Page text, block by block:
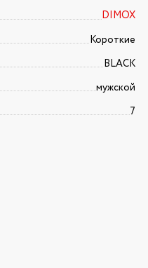
DIMOX
Короткие
BLACK
мужской
7